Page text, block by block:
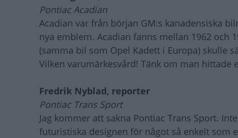
Pontiac Acadian
Acadian var från början GM:s kanadensiska
nya emblem. Acadian fanns mellan 1962 och
(samma bil som Opel Kadett i Europa) skulle
Vilken varumärkesvård! Tänk om man hittade
Fredrik Nyblad, reporter
Pontiac Trans Sport
Jag kommer att sakna Pontiac Trans Sport.
futuristiska designen för något så enkelt som